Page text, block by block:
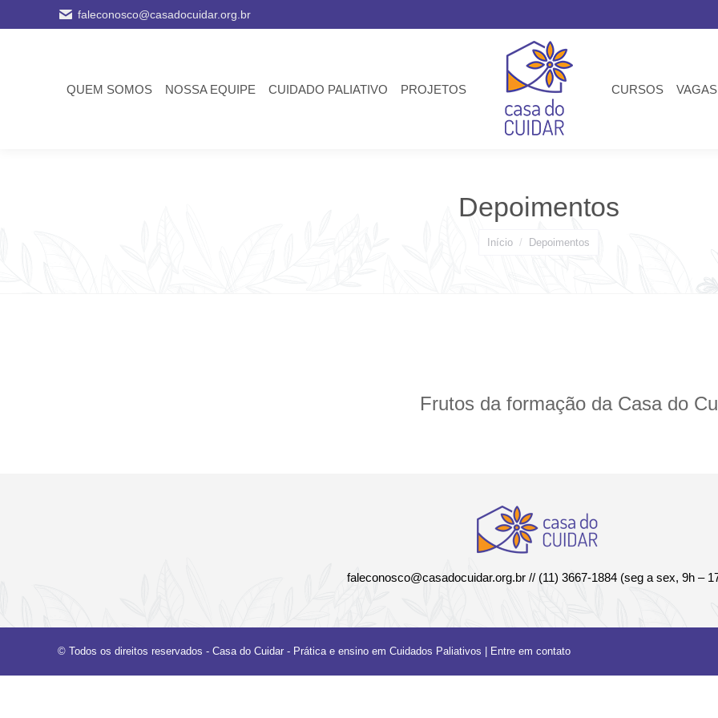
faleconosco@casadocuidar.org.br
QUEM SOMOS NOSSA EQUIPE CUIDADO PALIATIVO PROJETOS CURSOS VAGAS
Depoimentos
Você está aqui:
Início Depoimentos
Frutos da formação da Casa do
faleconosco@casadocuidar.org.br// (11) 3667-1884 (seg a sex, 9h –
© Todos os direitos reservados - Casa do Cuidar - Prática e ensino em Cuidados Paliativos | Entre em contato